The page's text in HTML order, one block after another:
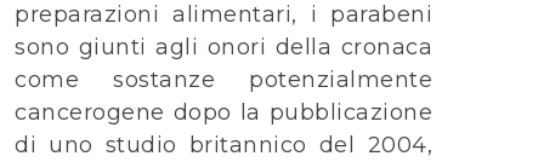
preparazioni alimentari, i parabeni
sono giunti agli onori della cronaca
come sostanze potenzialmente
cancerogene dopo la pubblicazione
di uno studio britannico del 2004,